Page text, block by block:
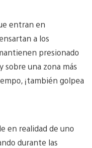
entran en
a los
presionado
sobre una zona más
¡también golpea
en realidad de uno
durante las